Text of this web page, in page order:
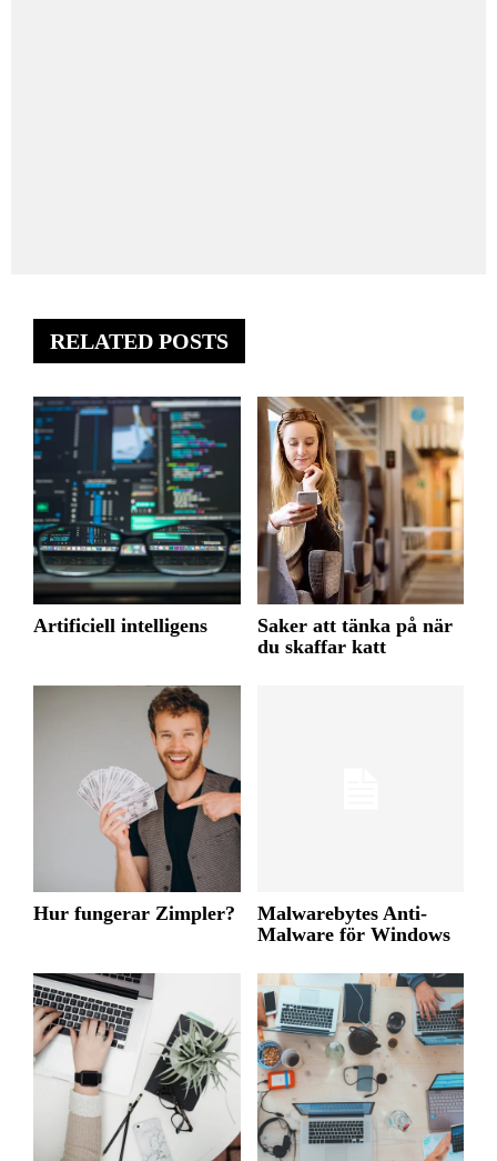
RELATED POSTS
Artificiell intelligens
Saker att tänka på när
du skaffar katt
Hur fungerar Zimpler?
Malwarebytes Anti-
Malware för Windows